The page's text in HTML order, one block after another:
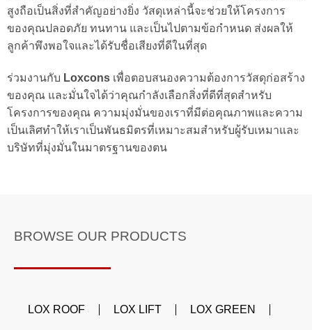
สูงถือเป็นสิ่งที่สำคัญอย่างยิ่ง วัสดุเหล่านี้จะช่วยให้โครงการ
ของคุณปลอดภัย ทนทาน และเป็นไปตามข้อกำหนด ส่งผลให้
ลูกค้าพึงพอใจและได้รับชื่อเสียงที่ดีในที่สุด
ร่วมงานกับ Loxcons เพื่อตอบสนองความต้องการวัสดุก่อสร้าง
ของคุณ และมั่นใจได้ว่าคุณกำลังเลือกสิ่งที่ดีที่สุดสำหรับ
โครงการของคุณ ความมุ่งมั่นของเราที่มีต่อคุณภาพและความ
เป็นเลิศทำให้เราเป็นพันธมิตรที่เหมาะสมสำหรับผู้รับเหมาและ
บริษัทที่มุ่งมั่นในมาตรฐานของตน
BROWSE OUR PRODUCTS
LOX ROOF LOX LIFT LOX GREEN